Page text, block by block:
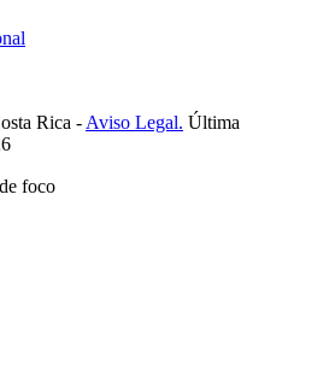
Rica - Aviso Legal. Última
foco